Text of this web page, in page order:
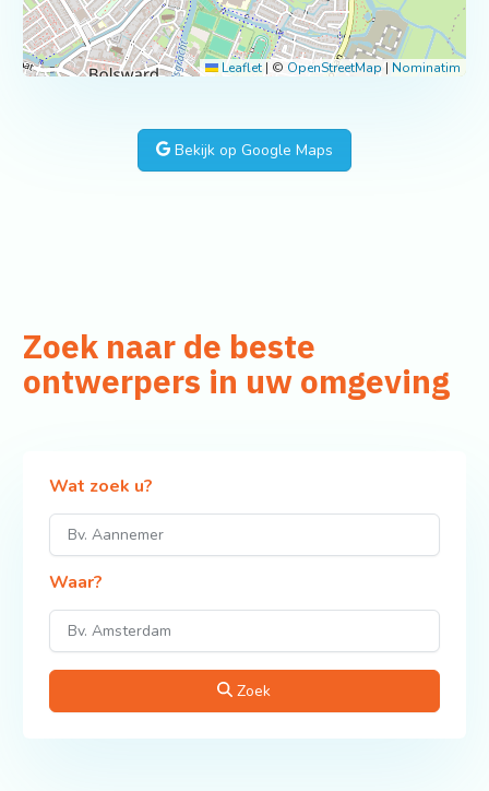
Leaflet | © OpenStreetMap | Nominatim
Bekijk op Google Maps
Zoek naar de beste
ontwerpers in uw omgeving
Wat zoek u?
Waar?
Zoek